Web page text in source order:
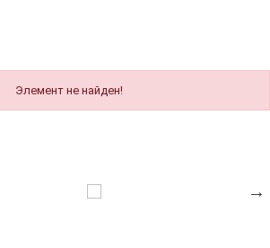
Элемент не найден!